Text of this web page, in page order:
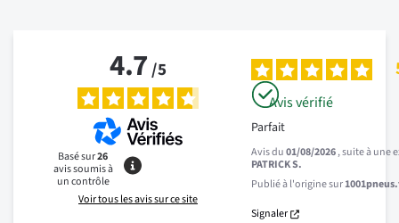
4.7/5
Basé sur26
avis soumis à
un contrôle
Voir tous les avis sur ce site
Avis vérifié
Parfait
Avis du01/08/2026, suite à une
PATRICK S.
Publié à l'origine sur
Signaler